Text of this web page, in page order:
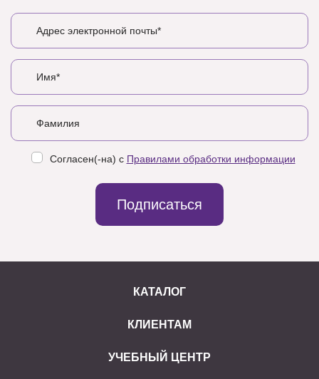
Согласен(-на) с Правилами обработки информации
Подписаться
КАТАЛОГ
КЛИЕНТАМ
УЧЕБНЫЙ ЦЕНТР